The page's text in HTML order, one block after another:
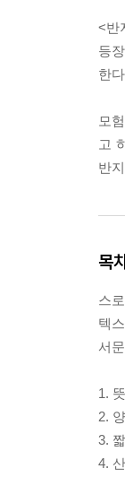
<반
등
한
모
고
반
목
스
텍
서문
1.
2.
3.
4.